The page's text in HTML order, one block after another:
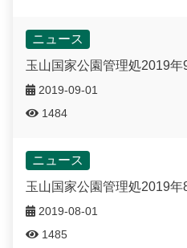
ニュース
玉山国家公園管理処2019年
2019-09-01
1484
ニュース
玉山国家公園管理処2019年
2019-08-01
1485